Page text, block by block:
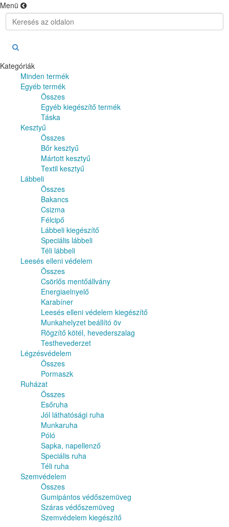
Menü
Kategóriák
Minden termék
Egyéb termék
Összes
Egyéb kiegészítő termék
Táska
Kesztyű
Összes
Bőr kesztyű
Mártott kesztyű
Textil kesztyű
Lábbeli
Összes
Bakancs
Csizma
Félcipő
Lábbeli kiegészítő
Speciális lábbeli
Téli lábbeli
Leesés elleni védelem
Összes
Csörlős mentőállvány
Energiaelnyelő
Karabíner
Leesés elleni védelem kiegészítő
Munkahelyzet beállító öv
Rögzítő kötél, hevederszalag
Testhevederzet
Légzésvédelem
Összes
Pormaszk
Ruházat
Összes
Esőruha
Jól láthatósági ruha
Munkaruha
Póló
Sapka, napellenző
Speciális ruha
Téli ruha
Szemvédelem
Összes
Gumipántos védőszemüveg
Száras védőszemüveg
Szemvédelem kiegészítő